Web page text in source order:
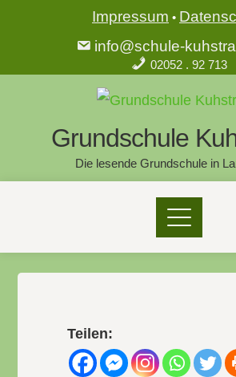
Impressum •
info@schule-
02052 . 92 713
Grundschule
Die lesende Grundschule in
Teilen: